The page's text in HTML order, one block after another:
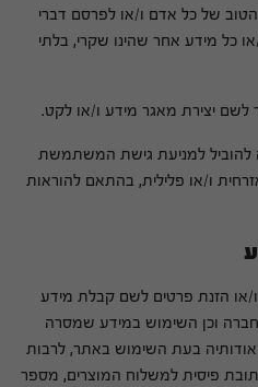
של כל אדם ו/או לפרסם דברי
כל מידע אחר שהינו שקרי, בלתי
להוביל למניעת גישת המשתמשת
ו/או פלילית, בהתאם להוראות
ו/או הזנת פרטים לשם קבלת מידע
וכן השימוש במידע שמסרה
בעת השימוש באתר, לרבות
פיסית למשלוח המוצרים, מספר